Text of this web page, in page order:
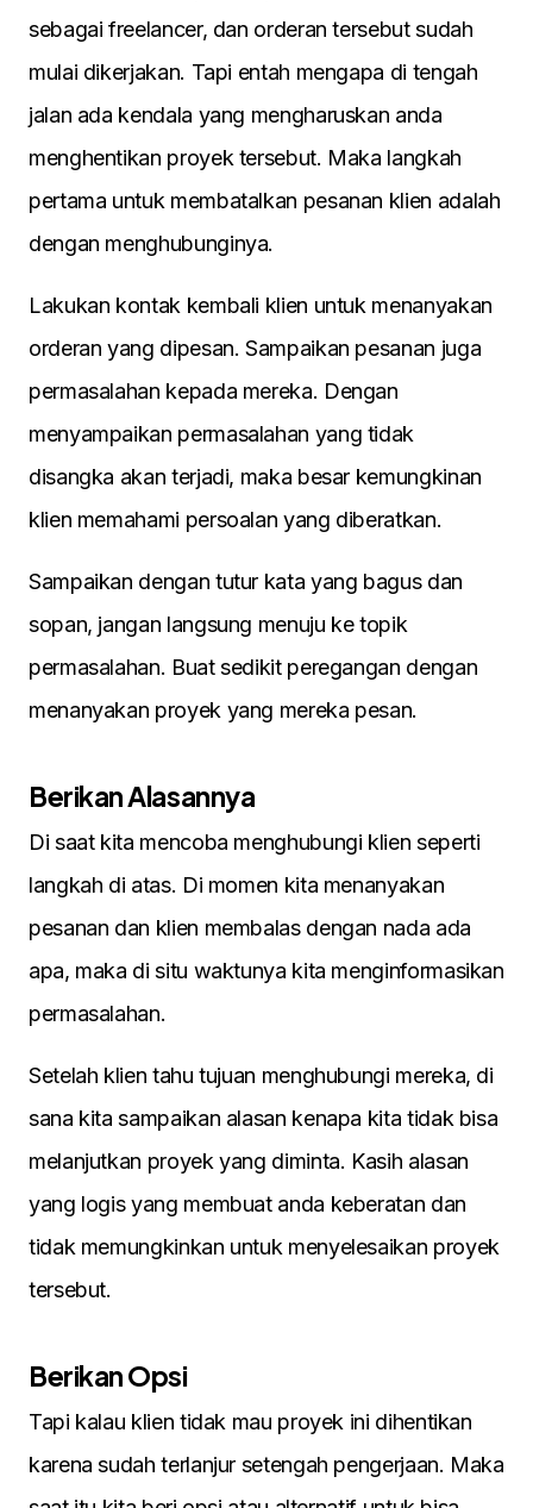
sebagai freelancer, dan orderan tersebut sudah
mulai dikerjakan. Tapi entah mengapa di tengah
jalan ada kendala yang mengharuskan anda
menghentikan proyek tersebut. Maka langkah
pertama untuk membatalkan pesanan klien adalah
dengan menghubunginya.
Lakukan kontak kembali klien untuk menanyakan
orderan yang dipesan. Sampaikan pesanan juga
permasalahan kepada mereka. Dengan
menyampaikan permasalahan yang tidak
disangka akan terjadi, maka besar kemungkinan
klien memahami persoalan yang diberatkan.
Sampaikan dengan tutur kata yang bagus dan
sopan, jangan langsung menuju ke topik
permasalahan. Buat sedikit peregangan dengan
menanyakan proyek yang mereka pesan.
Berikan Alasannya
Di saat kita mencoba menghubungi klien seperti
langkah di atas. Di momen kita menanyakan
pesanan dan klien membalas dengan nada ada
apa, maka di situ waktunya kita menginformasikan
permasalahan.
Setelah klien tahu tujuan menghubungi mereka, di
sana kita sampaikan alasan kenapa kita tidak bisa
melanjutkan proyek yang diminta. Kasih alasan
yang logis yang membuat anda keberatan dan
tidak memungkinkan untuk menyelesaikan proyek
tersebut.
Berikan Opsi
Tapi kalau klien tidak mau proyek ini dihentikan
karena sudah terlanjur setengah pengerjaan. Maka